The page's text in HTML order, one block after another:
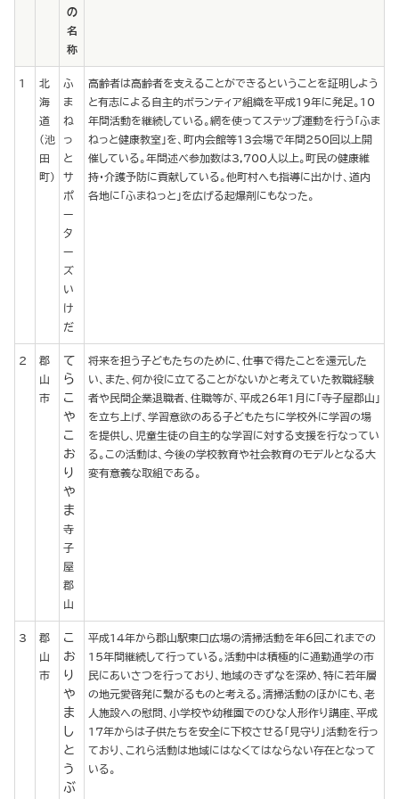
の
名
称
1
北
海
道
(池
田
町)
ふ
ま
ね
っ
と
サ
ポ
ー
タ
ー
ズ
い
け
だ
高齢者は高齢者を支えることができるということを証明しよう
と有志による自主的ボランティア組織を平成19年に発足。10
年間活動を継続している。網を使ってステップ運動を行う「ふま
ねっと健康教室」を、町内会館等13会場で年間250回以上開
催している。年間述べ参加数は3,700人以上。町民の健康維
持・介護予防に貢献している。他町村へも指導に出かけ、道内
各地に「ふまねっと」を広げる起爆剤にもなった。
2
郡
山
市
て
ら
こ
や
こ
お
り
や
ま
寺
子
屋
郡
山
将来を担う子どもたちのために、仕事で得たことを還元した
い、また、何か役に立てることがないかと考えていた教職経験
者や民間企業退職者、住職等が、平成26年1月に「寺子屋郡山」
を立ち上げ、学習意欲のある子どもたちに学校外に学習の場
を提供し、児童生徒の自主的な学習に対する支援を行なってい
る。この活動は、今後の学校教育や社会教育のモデルとなる大
変有意義な取組である。
3
郡
山
市
こ
お
り
や
ま
し
と
う
ぶ
平成14年から郡山駅東口広場の清掃活動を年6回これまでの
15年間継続して行っている。活動中は積極的に通勤通学の市
民にあいさつを行っており、地域のきずなを深め、特に若年層
の地元愛啓発に繋がるものと考える。清掃活動のほかにも、老
人施設への慰問、小学校や幼稚園でのひな人形作り講座、平成
17年からは子供たちを安全に下校させる「見守り」活動を行っ
ており、これら活動は地域にはなくてはならない存在となって
いる。